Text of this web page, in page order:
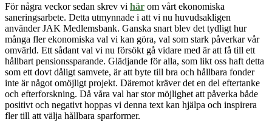
För några veckor sedan skrev vi här om vårt ekonomiska
saneringsarbete. Detta utmynnade i att vi nu huvudsakligen
använder JAK Medlemsbank. Ganska snart blev det tydligt hur
många fler ekonomiska val vi kan göra, val som stark påverkar vår
omvärld. Ett sådant val vi nu försökt gå vidare med är att få till ett
hållbart pensionssparande. Glädjande för alla, som likt oss haft detta
som ett dovt dåligt samvete, är att byte till bra och hållbara fonder
inte är något omöjligt projekt. Däremot kräver det en del eftertanke
och efterforskning. Då våra val har stor möjlighet att påverka både
positivt och negativt hoppas vi denna text kan hjälpa och inspirera
fler till att välja hållbara sparformer.